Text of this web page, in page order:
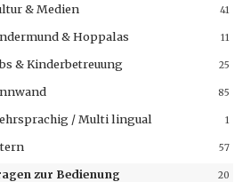
41
& Medien
11
& Hoppalas
25
& Kinderbetreuung
85
1
/ Multi lingual
57
20
zur Bedienung